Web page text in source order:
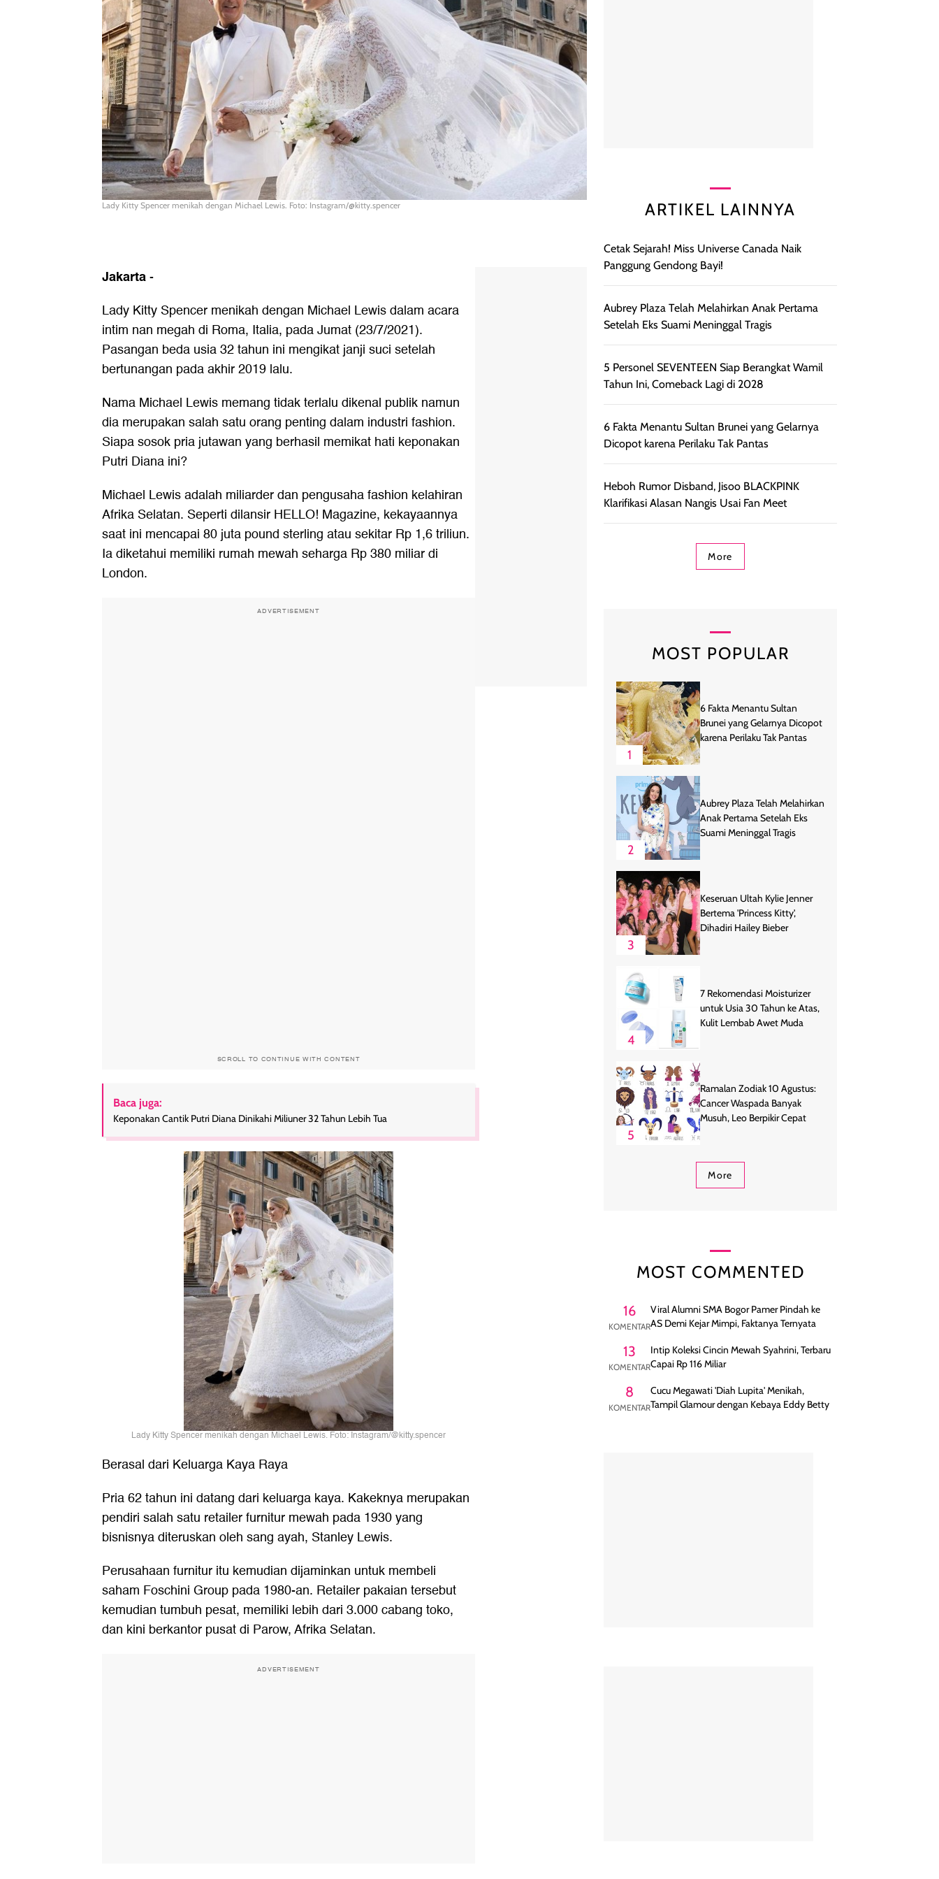
Lady Kitty Spencer menikah dengan Michael Lewis. Foto: Instagram/@kitty.spencer
Jakarta-
Lady Kitty Spencer menikah dengan Michael Lewis dalam acara
intim nan megah di Roma, Italia, pada Jumat (23/7/2021).
Pasangan beda usia 32 tahun ini mengikat janji suci setelah
bertunangan pada akhir 2019 lalu.
Nama Michael Lewis memang tidak terlalu dikenal publik namun
dia merupakan salah satu orang penting dalam industri fashion.
Siapa sosok pria jutawan yang berhasil memikat hati keponakan
Putri Diana ini?
Michael Lewis adalah miliarder dan pengusaha fashion kelahiran
Afrika Selatan. Seperti dilansir HELLO! Magazine, kekayaannya
saat ini mencapai 80 juta pound sterling atau sekitar Rp 1,6 triliun.
Ia diketahui memiliki rumah mewah seharga Rp 380 miliar di
London.
ADVERTISEMENT
SCROLL TO CONTINUE WITH CONTENT
Baca juga:
Keponakan Cantik Putri Diana Dinikahi Miliuner 32 Tahun Lebih Tua
Lady Kitty Spencer menikah dengan Michael Lewis. Foto: Instagram/@kitty.spencer
Berasal dari Keluarga Kaya Raya
Pria 62 tahun ini datang dari keluarga kaya. Kakeknya merupakan
pendiri salah satu retailer furnitur mewah pada 1930 yang
bisnisnya diteruskan oleh sang ayah, Stanley Lewis.
Perusahaan furnitur itu kemudian dijaminkan untuk membeli
saham Foschini Group pada 1980-an. Retailer pakaian tersebut
kemudian tumbuh pesat, memiliki lebih dari 3.000 cabang toko,
dan kini berkantor pusat di Parow, Afrika Selatan.
ADVERTISEMENT
ARTIKEL LAINNYA
Cetak Sejarah! Miss Universe Canada Naik
Panggung Gendong Bayi!
Aubrey Plaza Telah Melahirkan Anak Pertama
Setelah Eks Suami Meninggal Tragis
5 Personel SEVENTEEN Siap Berangkat Wamil
Tahun Ini, Comeback Lagi di 2028
6 Fakta Menantu Sultan Brunei yang Gelarnya
Dicopot karena Perilaku Tak Pantas
Heboh Rumor Disband, Jisoo BLACKPINK
Klarifikasi Alasan Nangis Usai Fan Meet
More
MOST POPULAR
1
6 Fakta Menantu Sultan
Brunei yang Gelarnya Dicopot
karena Perilaku Tak Pantas
2
Aubrey Plaza Telah Melahirkan
Anak Pertama Setelah Eks
Suami Meninggal Tragis
3
Keseruan Ultah Kylie Jenner
Bertema 'Princess Kitty',
Dihadiri Hailey Bieber
4
7 Rekomendasi Moisturizer
untuk Usia 30 Tahun ke Atas,
Kulit Lembab Awet Muda
5
Ramalan Zodiak 10 Agustus:
Cancer Waspada Banyak
Musuh, Leo Berpikir Cepat
More
MOST COMMENTED
16
KOMENTAR
Viral Alumni SMA Bogor Pamer Pindah ke
AS Demi Kejar Mimpi, Faktanya Ternyata
13
KOMENTAR
Intip Koleksi Cincin Mewah Syahrini, Terbaru
Capai Rp 116 Miliar
8
KOMENTAR
Cucu Megawati 'Diah Lupita' Menikah,
Tampil Glamour dengan Kebaya Eddy Betty